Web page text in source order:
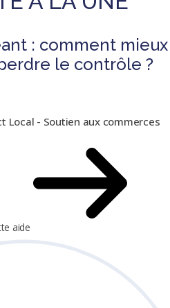
: comment mieux
le contrôle ?
Local - Soutien aux commerces
aide